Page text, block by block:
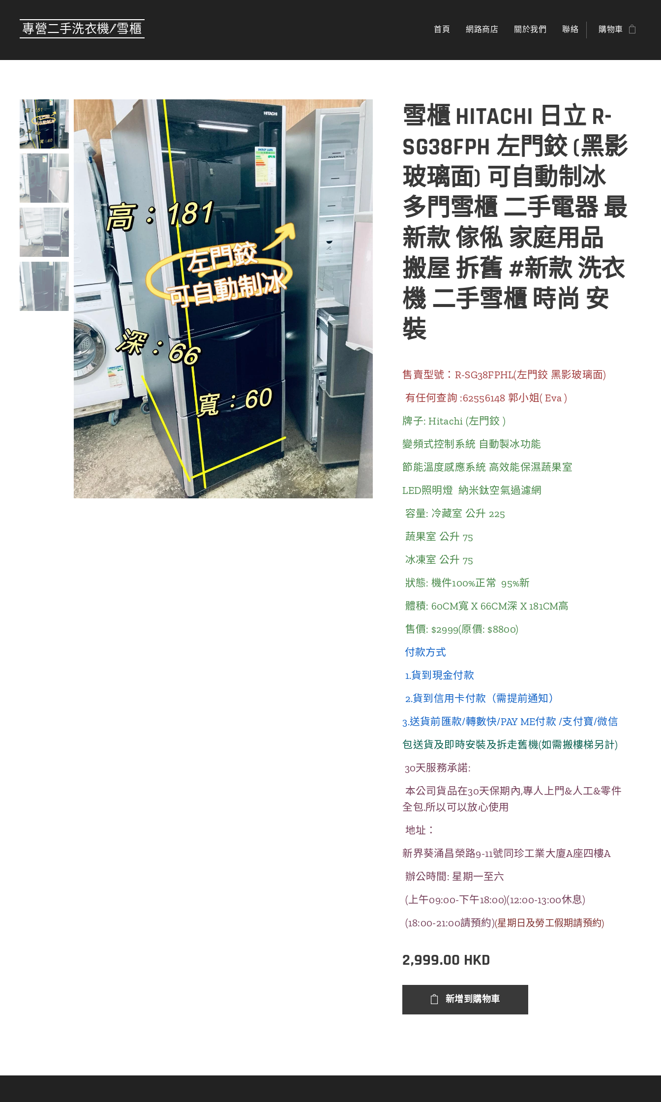
專營二手洗衣機/雪櫃 首頁 網路商店 關於我們 聯絡 購物車
雪櫃 HITACHI 日立 R-
SG38FPH 左門鉸 (黑影
玻璃面) 可自動制冰
多門雪櫃 二手電器 最
新款 傢俬 家庭用品
搬屋 拆舊 #新款 洗衣
機 二手雪櫃 時尚 安
裝
售賣型號：R-SG38FPHL(左門鉸 黑影玻璃面)
有任何查詢 :62556148 郭小姐( Eva )
牌子: Hitachi (左門鉸 )
變頻式控制系統 自動製冰功能
節能溫度感應系統 高效能保濕蔬果室
LED照明燈 納米鈦空氣過濾網
容量: 冷藏室 公升 225
蔬果室 公升 75
冰凍室 公升 75
狀態: 機件100%正常 95%新
體積: 60CM寬 X 66CM深 X 181CM高
售價: $2999(原價: $8800)
付款方式
1.貨到現金付款
2.貨到信用卡付款（需提前通知）
3.送貨前匯款/轉數快/PAY ME付款 /支付寶/微信
包送貨及即時安裝及拆走舊機(如需搬樓梯另計)
30天服務承諾:
本公司貨品在30天保期內,專人上門&人工&零件
全包.所以可以放心使用
地址：
新界葵涌昌榮路9-11號同珍工業大廈A座四樓A
辦公時間: 星期一至六
(上午09:00-下午18:00)(12:00-13:00休息)
(18:00-21:00請預約)(星期日及勞工假期請預約)
2,999.00 HKD
新增到購物車